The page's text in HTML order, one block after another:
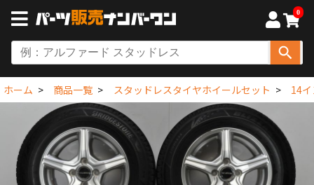
0
ホーム 商品一覧 スタッドレスタイヤホイールセット 14